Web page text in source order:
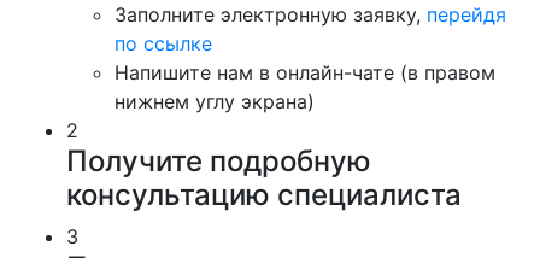
Заполните электронную заявку, перейдя
по ссылке
Напишите нам в онлайн-чате (в правом
нижнем углу экрана)
2
Получите подробную
консультацию специалиста
3